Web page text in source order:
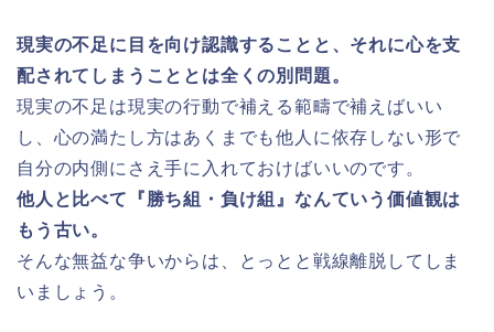
現実の不足に目を向け認識することと、それに心を支
配されてしまうこととは全くの別問題。
現実の不足は現実の行動で補える範疇で補えばいい
し、心の満たし方はあくまでも他人に依存しない形で
自分の内側にさえ手に入れておけばいいのです。
他人と比べて『勝ち組・負け組』なんていう価値観は
もう古い。
そんな無益な争いからは、とっとと戦線離脱してしま
いましょう。